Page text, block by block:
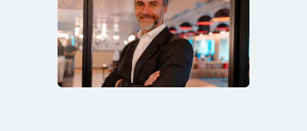
ST SUMMIT
MULHERES
GESTORAS
HOMEST
HOME